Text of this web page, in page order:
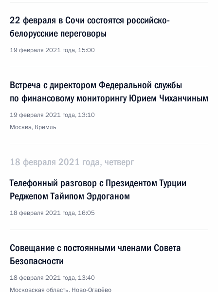
22 февраля в Сочи состоятся российско-
белорусские переговоры
19 февраля 2021 года, 15:00
Встреча с директором Федеральной службы
по финансовому мониторингу Юрием Чиханчиным
19 февраля 2021 года, 13:10
Москва, Кремль
18 февраля 2021 года, четверг
Телефонный разговор с Президентом Турции
Реджепом Тайипом Эрдоганом
18 февраля 2021 года, 16:05
Совещание с постоянными членами Совета
Безопасности
18 февраля 2021 года, 13:40
Московская область, Ново-Огарёво